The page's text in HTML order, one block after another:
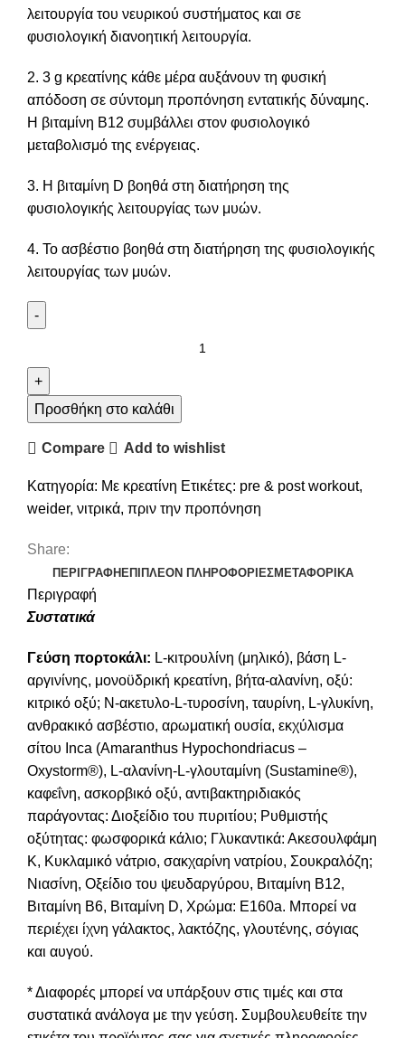
λειτουργία του νευρικού συστήματος και σε
φυσιολογική διανοητική λειτουργία.
2. 3 g κρεατίνης κάθε μέρα αυξάνουν τη φυσική
απόδοση σε σύντομη προπόνηση εντατικής δύναμης.
Η βιταμίνη Β12 συμβάλλει στον φυσιολογικό
μεταβολισμό της ενέργειας.
3. Η βιταμίνη D βοηθά στη διατήρηση της
φυσιολογικής λειτουργίας των μυών.
4. Το ασβέστιο βοηθά στη διατήρηση της φυσιολογικής
λειτουργίας των μυών.
Προσθήκη στο καλάθι
Compare Add to wishlist
Κατηγορία: Με κρεατίνη Ετικέτες: pre & post workout,
weider, νιτρικά, πριν την προπόνηση
Share:
ΠΕΡΙΓΡΑΦΉΕΠΙΠΛΈΟΝ ΠΛΗΡΟΦΟΡΊΕΣΜΕΤΑΦΟΡΙΚΑ
Περιγραφή
Συστατικά
Γεύση πορτοκάλι: L-κιτρουλίνη (μηλικό), βάση L-
αργινίνης, μονοϋδρική κρεατίνη, βήτα-αλανίνη, οξύ:
κιτρικό οξύ; Ν-ακετυλο-L-τυροσίνη, ταυρίνη, L-γλυκίνη,
ανθρακικό ασβέστιο, αρωματική ουσία, εκχύλισμα
σίτου Inca (Amaranthus Hypochondriacus –
Oxystorm®), L-αλανίνη-L-γλουταμίνη (Sustamine®),
καφεΐνη, ασκορβικό οξύ, αντιβακτηριδιακός
παράγοντας: Διοξείδιο του πυριτίου; Ρυθμιστής
οξύτητας: φωσφορικά κάλιο; Γλυκαντικά: Ακεσουλφάμη
K, Κυκλαμικό νάτριο, σακχαρίνη νατρίου, Σουκραλόζη;
Νιασίνη, Οξείδιο του ψευδαργύρου, Βιταμίνη Β12,
Βιταμίνη Β6, Βιταμίνη D, Χρώμα: E160a. Μπορεί να
περιέχει ίχνη γάλακτος, λακτόζης, γλουτένης, σόγιας
και αυγού.
* Διαφορές μπορεί να υπάρξουν στις τιμές και στα
συστατικά ανάλογα με την γεύση. Συμβουλευθείτε την